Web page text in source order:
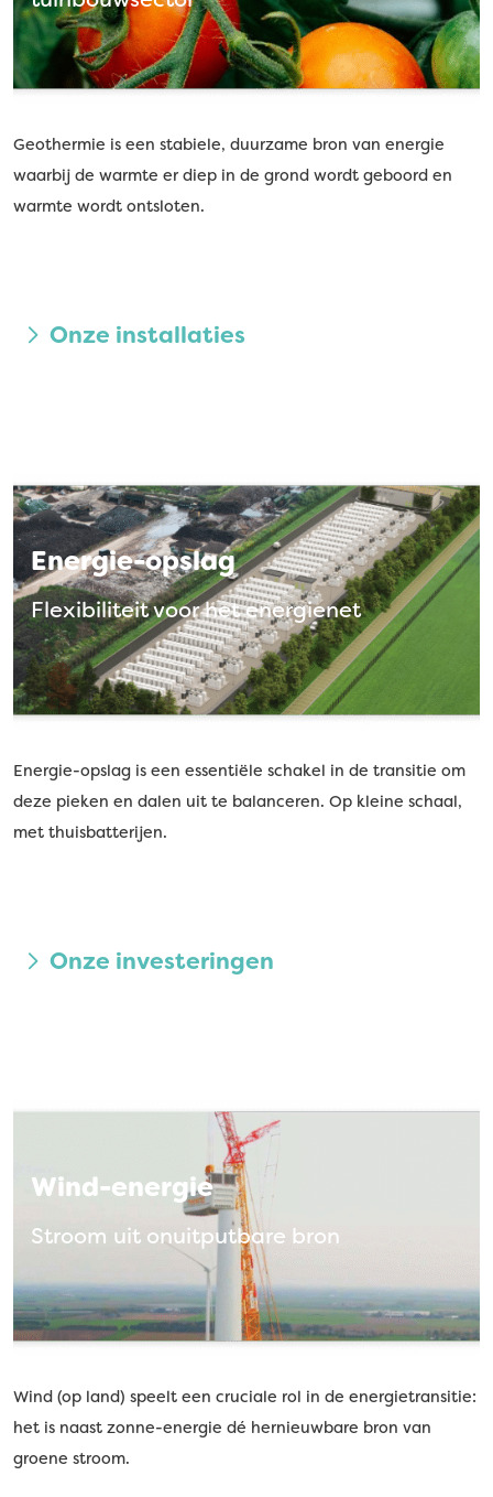
Geothermie is een stabiele, duurzame bron van energie
waarbij de warmte er diep in de grond wordt geboord en
warmte wordt ontsloten.
Onze installaties
Energie-opslag
Flexibiliteit voor het energienet
Energie-opslag is een essentiële schakel in de transitie om
deze pieken en dalen uit te balanceren. Op kleine schaal,
met thuisbatterijen.
Onze investeringen
Wind-energie
Stroom uit onuitputbare bron
Wind (op land) speelt een cruciale rol in de energietransitie:
het is naast zonne-energie dé hernieuwbare bron van
groene stroom.